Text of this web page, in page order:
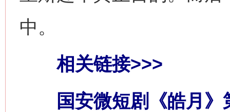
中。
相关链接>>>
国安微短剧《皓月》